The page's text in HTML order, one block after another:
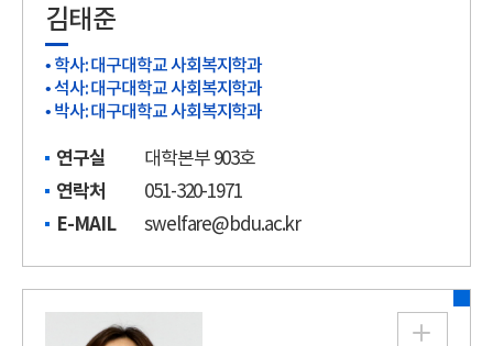
김태준
• 학사: 대구대학교 사회복지학과
• 석사: 대구대학교 사회복지학과
• 박사: 대구대학교 사회복지학과
연구실
대학본부 903호
연락처
051-320-1971
E-MAIL
swelfare@bdu.ac.kr